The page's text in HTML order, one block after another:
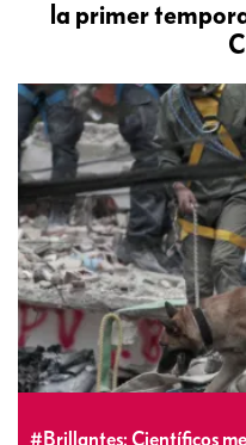
la primer
#Brillantes: Científicos